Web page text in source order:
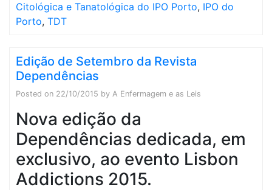
Citológica e Tanatológica do IPO Porto, IPO do
Porto, TDT
Edição de Setembro da Revista
Dependências
Posted on 22/10/2015 by A Enfermagem e as Leis
Nova edição da
Dependências dedicada, em
exclusivo, ao evento Lisbon
Addictions 2015.